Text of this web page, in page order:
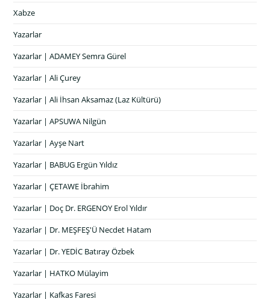
Xabze
Yazarlar
Yazarlar | ADAMEY Semra Gürel
Yazarlar | Ali Çurey
Yazarlar | Ali İhsan Aksamaz (Laz Kültürü)
Yazarlar | APSUWA Nilgün
Yazarlar | Ayşe Nart
Yazarlar | BABUG Ergün Yıldız
Yazarlar | ÇETAWE İbrahim
Yazarlar | Doç Dr. ERGENOY Erol Yıldır
Yazarlar | Dr. MEŞFEŞ'Ü Necdet Hatam
Yazarlar | Dr. YEDİC Batıray Özbek
Yazarlar | HATKO Mülayim
Yazarlar | Kafkas Faresi